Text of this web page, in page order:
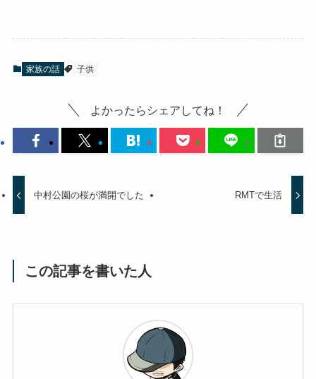
家族の話 子供
よかったらシェアしてね！
中村公園の桜が満開でした RMTで生活
この記事を書いた人